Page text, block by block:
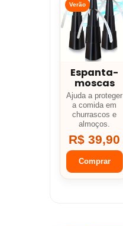
Verão
Espanta-
moscas
Ajuda a proteger
a comida em
churrascos e
almoços.
R$ 39,90
Comprar